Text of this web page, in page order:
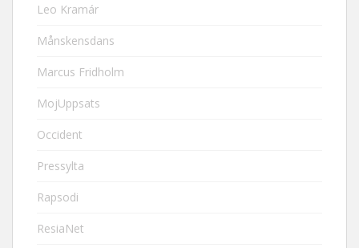
Leo Kramár
Månskensdans
Marcus Fridholm
MojUppsats
Occident
Pressylta
Rapsodi
ResiaNet